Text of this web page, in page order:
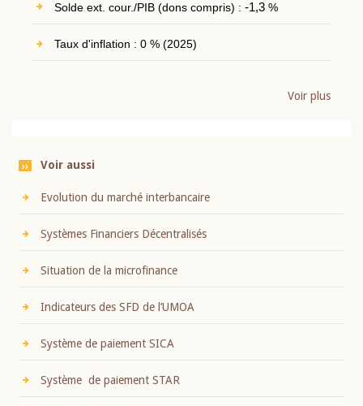
Solde ext. cour./PIB (dons compris) : -1,3%
Taux d'inflation : 0 % (2025)
Voir plus
Voir aussi
Evolution du marché interbancaire
Systèmes Financiers Décentralisés
Situation de la microfinance
Indicateurs des SFD de l’UMOA
Système de paiement SICA
Système de paiement STAR